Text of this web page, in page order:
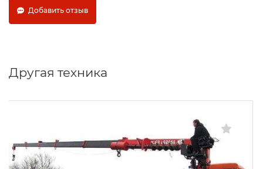
Добавить отзыв
Другая техника